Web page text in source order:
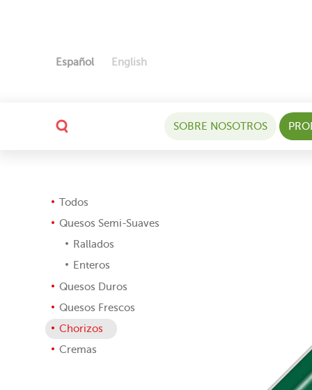
Español English
SOBRE NOSOTROS
Todos
Quesos Semi-Suaves
Rallados
Enteros
Quesos Duros
Quesos Frescos
Chorizos
Cremas